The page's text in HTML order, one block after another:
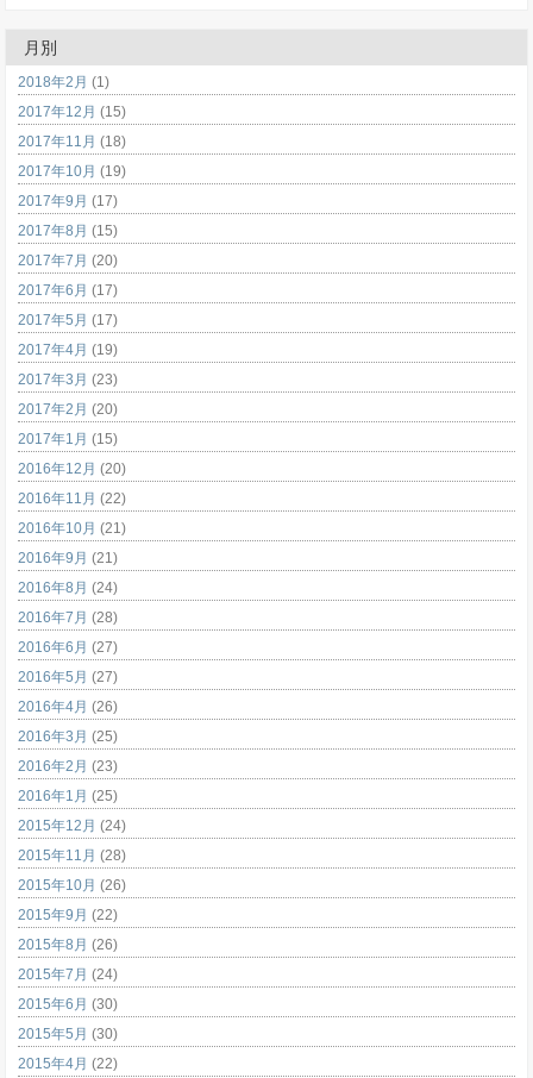
月別
2018年2月 (1)
2017年12月 (15)
2017年11月 (18)
2017年10月 (19)
2017年9月 (17)
2017年8月 (15)
2017年7月 (20)
2017年6月 (17)
2017年5月 (17)
2017年4月 (19)
2017年3月 (23)
2017年2月 (20)
2017年1月 (15)
2016年12月 (20)
2016年11月 (22)
2016年10月 (21)
2016年9月 (21)
2016年8月 (24)
2016年7月 (28)
2016年6月 (27)
2016年5月 (27)
2016年4月 (26)
2016年3月 (25)
2016年2月 (23)
2016年1月 (25)
2015年12月 (24)
2015年11月 (28)
2015年10月 (26)
2015年9月 (22)
2015年8月 (26)
2015年7月 (24)
2015年6月 (30)
2015年5月 (30)
2015年4月 (22)